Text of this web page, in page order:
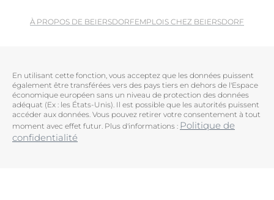
À PROPOS DE BEIERSDORFEMPLOIS CHEZ BEIERSDORF
En utilisant cette fonction, vous acceptez que les données puissent
également être transférées vers des pays tiers en dehors de l'Espace
économique européen sans un niveau de protection des données
adéquat (Ex : les États-Unis). Il est possible que les autorités puissent
accéder aux données. Vous pouvez retirer votre consentement à tout
moment avec effet futur. Plus d'informations : Politique de
confidentialité